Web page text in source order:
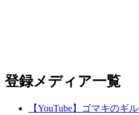
登録メディア一覧
【YouTube】ゴマキのギ